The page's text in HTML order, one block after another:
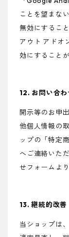
ことを望まな
無効にするこ
アウト アドオ
効にすること
12. お問い合わ
開示等のお申
他個人情報の
ップの「特定
へご連絡いた
せフォームよ
13. 継続的改善
当ショップは